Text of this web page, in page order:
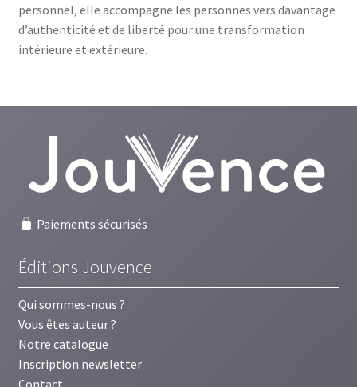
personnel, elle accompagne les personnes vers davantage
d’authenticité et de liberté pour une transformation
intérieure et extérieure.
Paiements sécurisés
Éditions Jouvence
Qui sommes-nous ?
Vous êtes auteur ?
Notre catalogue
Inscription newsletter
Contact